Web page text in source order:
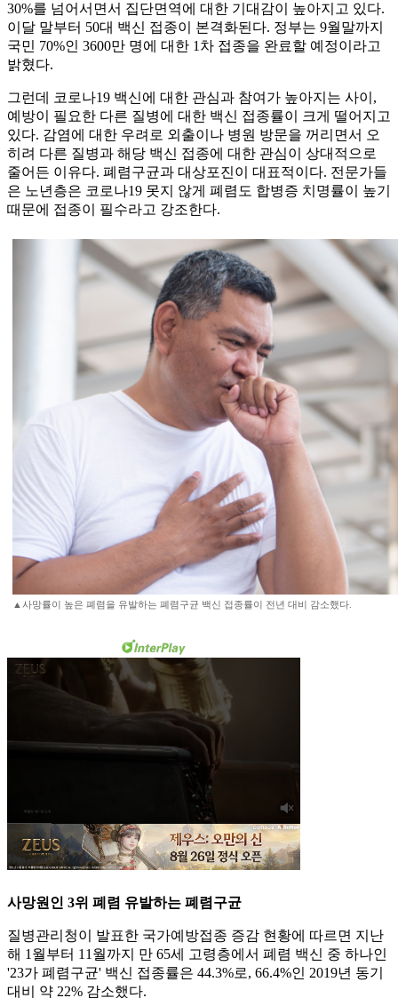
30%를 넘어서면서 집단면역에 대한 기대감이 높아지고 있다.
이달 말부터 50대 백신 접종이 본격화된다. 정부는 9월말까지
국민 70%인 3600만 명에 대한 1차 접종을 완료할 예정이라고
밝혔다.
그런데 코로나19 백신에 대한 관심과 참여가 높아지는 사이,
예방이 필요한 다른 질병에 대한 백신 접종률이 크게 떨어지고
있다. 감염에 대한 우려로 외출이나 병원 방문을 꺼리면서 오
히려 다른 질병과 해당 백신 접종에 대한 관심이 상대적으로
줄어든 이유다. 폐렴구균과 대상포진이 대표적이다. 전문가들
은 노년층은 코로나19 못지 않게 폐렴도 합병증 치명률이 높기
때문에 접종이 필수라고 강조한다.
▲사망률이 높은 폐렴을 유발하는 폐렴구균 백신 접종률이 전년 대비 감소했다.
사망원인 3위 폐렴 유발하는 폐렴구균
질병관리청이 발표한 국가예방접종 증감 현황에 따르면 지난
해 1월부터 11월까지 만 65세 고령층에서 폐렴 백신 중 하나인
'23가 폐렴구균' 백신 접종률은 44.3%로, 66.4%인 2019년 동기
대비 약 22% 감소했다.